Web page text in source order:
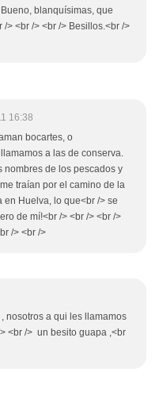
blanquísimas, que
> <br /> <br /> Besillos.<br />
16:38
bocartes, o
a las de conserva.
nombres de los pescados y
traían por el camino de la
Huelva, lo que<br /> se
de mí!<br /> <br /> <br />
/> <br />
nosotros a qui les llamamos
<br /> un besito guapa ,<br